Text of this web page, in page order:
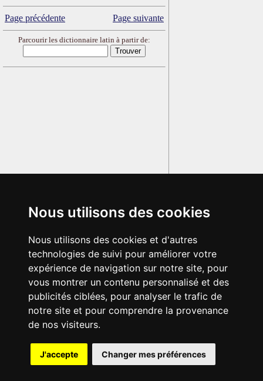
Nous utilisons des cookies
Nous utilisons des cookies et d'autres
technologies de suivi pour améliorer votre
expérience de navigation sur notre site, pour
vous montrer un contenu personnalisé et des
publicités ciblées, pour analyser le trafic de
notre site et pour comprendre la provenance
de nos visiteurs.
J'accepte Changer mes préférences
Page précédente Page suivante
Parcourir les dictionnaire latin à partir de:
© 2003-2029 - Tous droits réservés - Olivetti Media Communication